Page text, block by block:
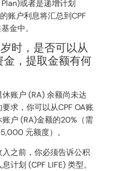
或者是递增计划
账户利息将汇总到CPF
金中。
时，是否可以从
金，提取金额有何
账户 (RA) 余额尚未达
求，你可以从CPF OA账
户 (RA)金额的20%（需
元额度）。
之前，你必须告诉公积
计划 (CPF LIFE) 类型。